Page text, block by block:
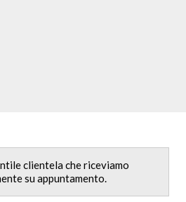
€ 92.000,00
clientela che riceviamo
su appuntamento.